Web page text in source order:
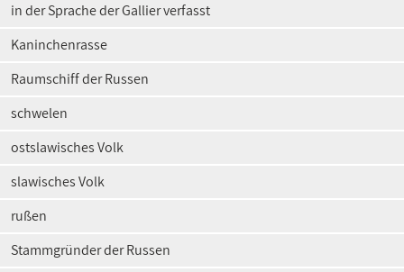
in der Sprache der Gallier verfasst
Kaninchenrasse
Raumschiff der Russen
schwelen
ostslawisches Volk
slawisches Volk
rußen
Stammgründer der Russen